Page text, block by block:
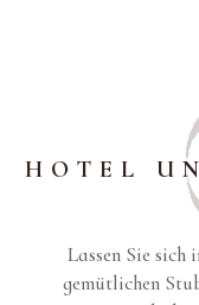
HOTEL
Lassen Sie sich
gemütlichen